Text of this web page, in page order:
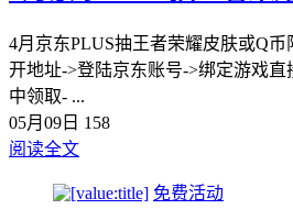
4月京东PLUS抽王者荣耀皮肤或Q
开地址->登陆京东账号->绑定游戏直
中领取- ...
05月09日 158
阅读全文
免费活动